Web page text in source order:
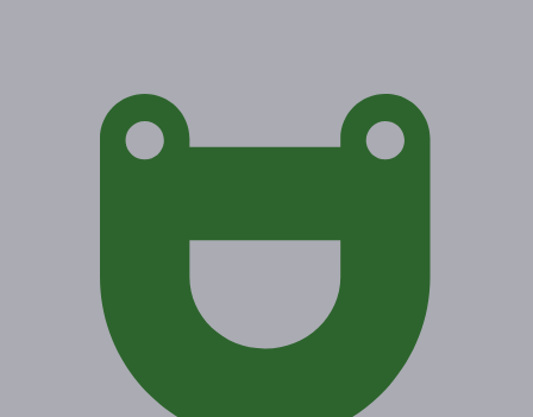
Акция завершена
Поделиться с друзьями
Описание Гарантии Адреса Вопросы
Срок действия купонов:
с 02.04.2021 до 01.07.2021